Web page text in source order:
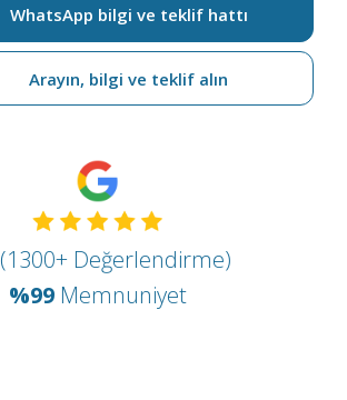
WhatsApp bilgi ve teklif hattı
Arayın, bilgi ve teklif alın
(1300+ Değerlendirme)
%99 Memnuniyet